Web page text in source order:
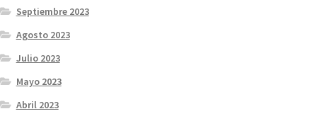
Septiembre 2023
Agosto 2023
Julio 2023
Mayo 2023
Abril 2023